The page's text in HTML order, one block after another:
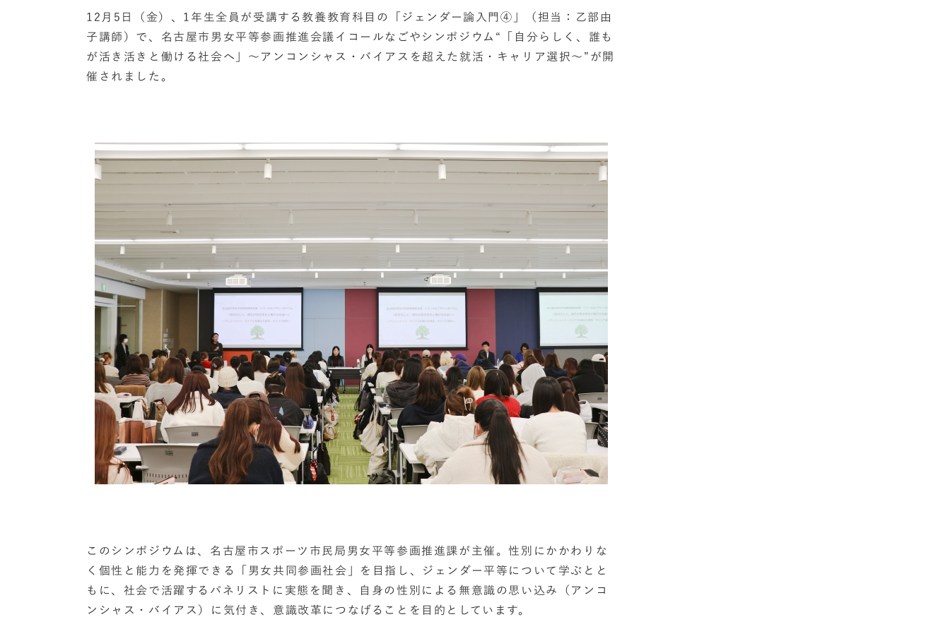
12月5日（金）、1年生全員が受講する教養教育科目の「ジェンダー論入門④」（担当：乙部由
子講師）で、名古屋市男女平等参画推進会議イコールなごやシンポジウム“「自分らしく、誰も
が活き活きと働ける社会へ」～アンコンシャス・バイアスを超えた就活・キャリア選択～”が開
催されました。
このシンポジウムは、名古屋市スポーツ市民局男女平等参画推進課が主催。性別にかかわりな
く個性と能力を発揮できる「男女共同参画社会」を目指し、ジェンダー平等について学ぶとと
もに、社会で活躍するパネリストに実態を聞き、自身の性別による無意識の思い込み（アンコ
ンシャス・バイアス）に気付き、意識改革につなげることを目的としています。